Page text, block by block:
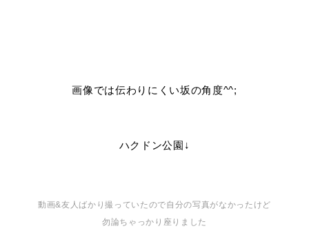
画像では伝わりにくい坂の角度^^;
ハクドン公園↓
動画&友人ばかり撮っていたので自分の写真がなかったけど
勿論ちゃっかり座りました